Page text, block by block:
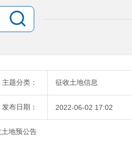
主题分类： 征收土地信息
发布日期： 2022-06-02 17:02
地预公告